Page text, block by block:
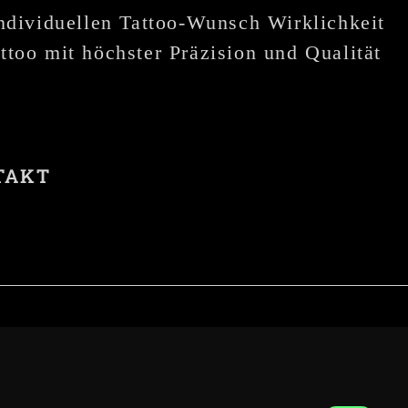
Tattoo-Wunsch Wirklichkeit
mit höchster Präzision und Qualität